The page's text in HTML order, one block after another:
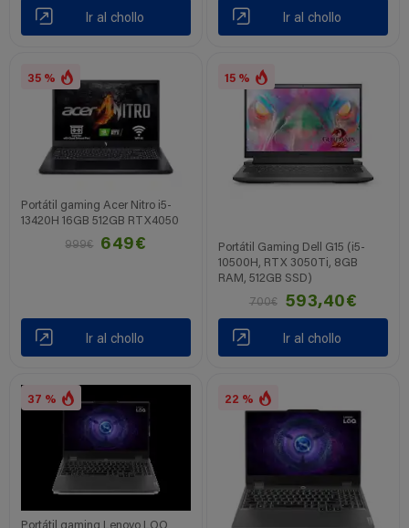
Ir al chollo Ir al chollo
35 %
Portátil gaming Acer Nitro i5-
13420H 16GB 512GB RTX4050
999€
649€
Ir al chollo
15 %
Portátil Gaming Dell G15 (i5-
10500H, RTX 3050Ti, 8GB
RAM, 512GB SSD)
700€
593,40€
Ir al chollo
37 %
Portátil gaming Lenovo LOQ
22 %